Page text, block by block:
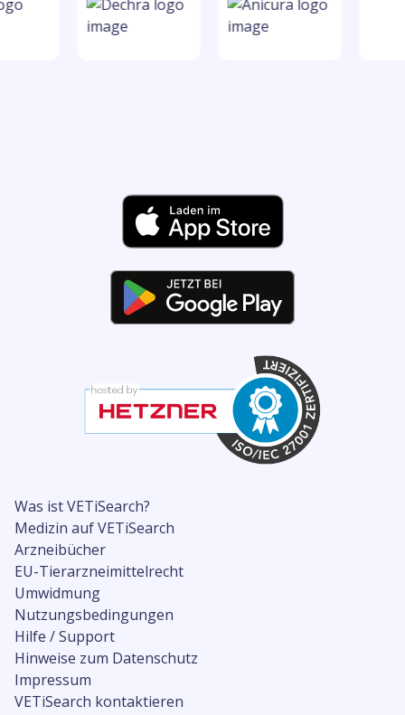
Was ist VETiSearch?
Medizin auf VETiSearch
Arzneibücher
EU-Tierarzneimittelrecht
Umwidmung
Nutzungsbedingungen
Hilfe / Support
Hinweise zum Datenschutz
Impressum
VETiSearch kontaktieren